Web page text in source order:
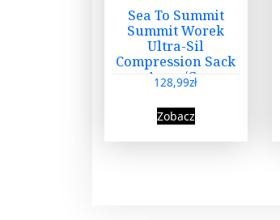
Sea To Summit
Summit Worek
Ultra-Sil
Compression Sack
Asncs/Gn
128,99zł
Zobacz